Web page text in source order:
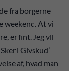
fra borgerne
weekend. At vi
er fint. Jeg vil
i Givskud’
af, hvad man